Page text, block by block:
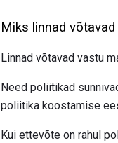
Miks linnad
Linnad võtavad vastu
Need poliitikad
poliitika koostamise
Kui ettevõte on rahul